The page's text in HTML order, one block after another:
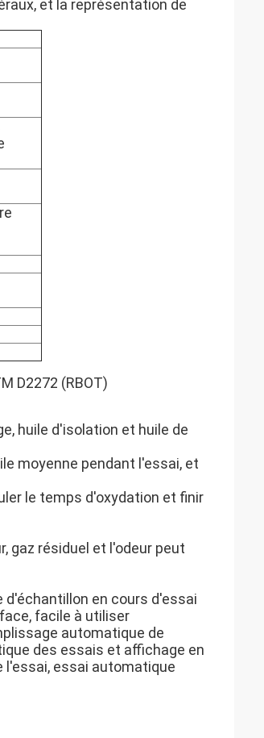
et la représentation de
D2272 (RBOT)
huile d'isolation et huile de
moyenne pendant l'essai, et
le temps d'oxydation et finir
gaz résiduel et l'odeur peut
en cours d'essai
facile à utiliser
automatique de
des essais et affichage en
l'essai, essai automatique